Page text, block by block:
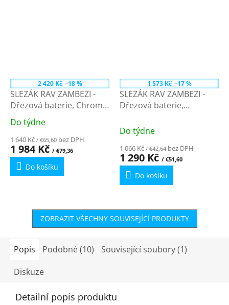
2 420 Kč –18 %
SLEZÁK RAV ZAMBEZI -
Dřezová baterie, Chrom
ZA007.0/7 - 3/8"
Průměrné
hodnocení
produktu
je
4,5
Do týdne
1 640 Kč / €65,60 bez DPH
1 984 Kč / €79,36
Do košíku
1 573 Kč –17 %
SLEZÁK RAV ZAMBEZI -
Dřezová baterie,
3/8"
Do týdne
1 066 Kč / €42,64 bez DPH
1 290 Kč / €51,60
Do košíku
ZOBRAZIT VŠECHNY SOUVISEJÍCÍ PRODUKTY
Popis Podobné (10)
Související soubory (1)
Diskuze
Detailní popis produktu